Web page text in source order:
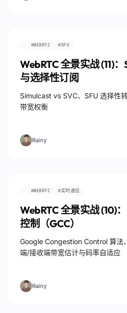
// #WEBRTC #SFU
WebRTC 全景实战 (11)
与选择性订阅
Simulcast vs SVC、SFU 选择性
带宽权衡
Rainy
// #WEBRTC #实时通信
WebRTC 全景实战 (10)
控制（GCC）
Google Congestion Control 算法
端/接收端带宽估计与码率自适应
Rainy